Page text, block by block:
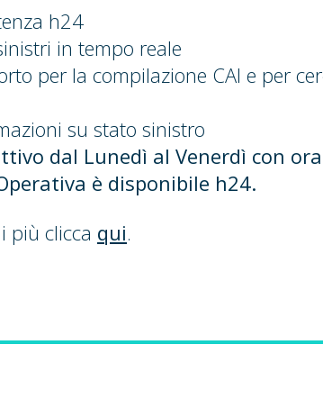
h24
in tempo reale
per la compilazione CAI e per
su stato sinistro
dal Lunedì al Venerdì con
è disponibile h24.
più clicca qui.